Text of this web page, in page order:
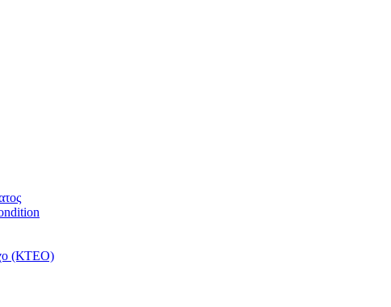
(ΚΤΕΟ)